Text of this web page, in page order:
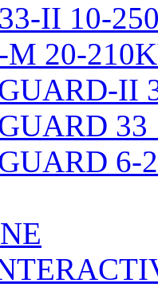
II 10-
M 20-
II
33
6-